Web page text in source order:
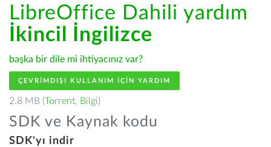
LibreOffice Dahili yardım
İkincil İngilizce
başka bir dile mi ihtiyacınız var?
ÇEVRIMDIŞI KULLANIM IÇIN YARDIM
2.8 MB (Torrent, Bilgi)
SDK ve Kaynak kodu
SDK'yı indir